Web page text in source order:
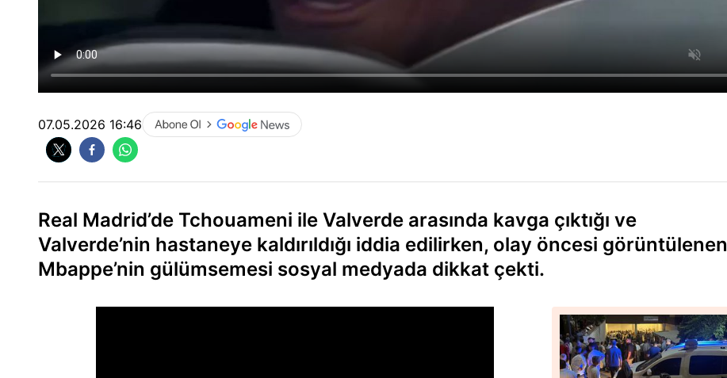
07.05.2026 16:46
Real Madrid’de Tchouameni ile Valverde arasında kavga çıktığı ve
Valverde’nin hastaneye kaldırıldığı iddia edilirken, olay öncesi görüntülenen
Mbappe’nin gülümsemesi sosyal medyada dikkat çekti.